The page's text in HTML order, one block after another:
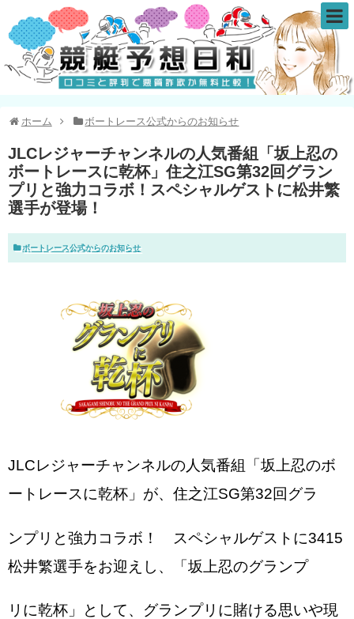
ホーム ボートレース公式からのお知らせ
JLCレジャーチャンネルの人気番組「坂上忍の
ボートレースに乾杯」住之江SG第32回グラン
プリと強力コラボ！スペシャルゲストに松井繁
選手が登場！
ボートレース公式からのお知らせ
JLCレジャーチャンネルの人気番組「坂上忍のボ
ートレースに乾杯」が、住之江SG第32回グラ
ンプリと強力コラボ！ スペシャルゲストに3415
松井繁選手をお迎えし、「坂上忍のグランプ
リに乾杯」として、グランプリに賭ける思いや現